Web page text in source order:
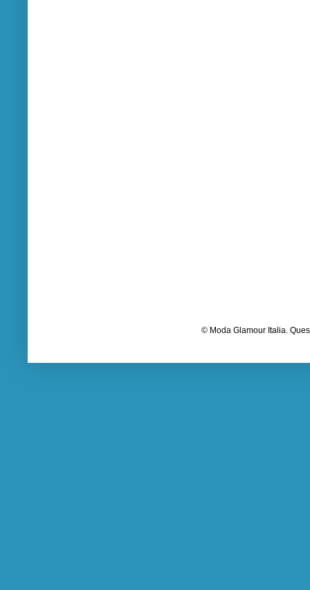
© Moda Glamour Italia.